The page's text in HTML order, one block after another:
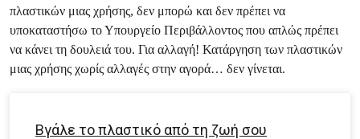
πλαστικών μιας χρήσης, δεν μπορώ και δεν πρέπει να
υποκαταστήσω το Υπουργείο Περιβάλλοντος που απλώς πρέπει
να κάνει τη δουλειά του. Για αλλαγή! Κατάργηση των πλαστικών
μιας χρήσης χωρίς αλλαγές στην αγορά… δεν γίνεται.
Βγάλε το πλαστικό από τη ζωή σου